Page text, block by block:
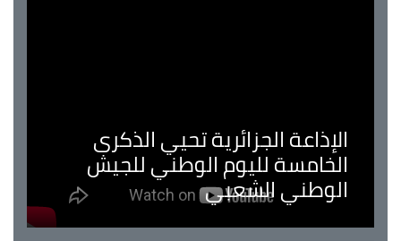
الجزائرية تحيي الذكرى
لليوم الوطني للجيش
الشعبي